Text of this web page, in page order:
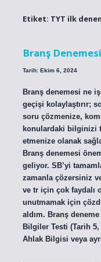
Etiket: TYT ilk
Branş
Tarih: Ekim 6, 2024
Branş denemesi ne
geçişi kolaylaştırır;
soru çözmenize,
konulardaki bilginizi
etmenize olanak
Branş denemesi
geliyor. SB’yi
zamanla çözersiniz
ve tr için çok faydalı
unutmamak için
aldım. Branş
Bilgiler Testi (Tarih
Ahlak Bilgisi veya